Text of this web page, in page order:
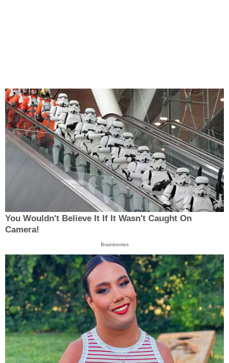
You Wouldn't Believe It If It Wasn't Caught On
Camera!
Brainberries